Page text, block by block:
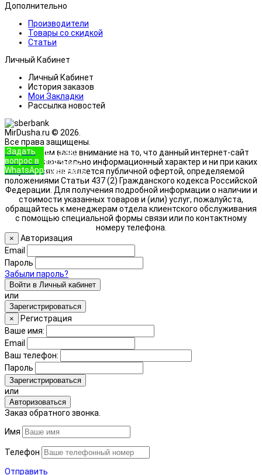
Дополнительно
Производители
Товары со скидкой
Статьи
Личный Кабинет
Личный Кабинет
История заказов
Мои Закладки
Рассылка новостей
MirDusha.ru © 2026.
Все права защищены.
Обращаем ваше внимание на то, что данный интернет-сайт
носит исключительно информационный характер и ни при каких
условиях не является публичной офертой, определяемой
положениями Статьи 437 (2) Гражданского кодекса Российской
Федерации. Для получения подробной информации о наличии и
стоимости указанных товаров и (или) услуг, пожалуйста,
обращайтесь к менеджерам отдела клиентского обслуживания
с помощью специальной формы связи или по контактному
номеру телефона.
Задать
вопрос в
WhatsApp
+7 (933)
888-8322
Позвонить
×
Авторизация
Email
Пароль
Забыли пароль?
Войти в Личный кабинет
или
Зарегистрироваться
×
Регистрация
Ваше имя:
Email
Ваш телефон:
Пароль
Зарегистрироваться
или
Авторизоваться
Заказ обратного звонка.
Имя
Телефон
Отправить